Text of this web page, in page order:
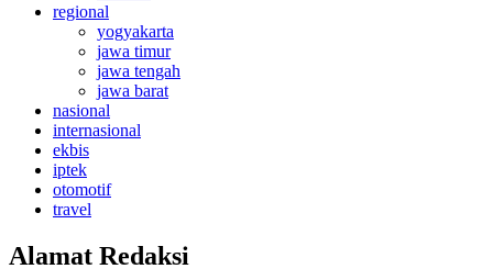
regional
yogyakarta
jawa timur
jawa tengah
jawa barat
nasional
internasional
ekbis
iptek
otomotif
travel
Alamat Redaksi